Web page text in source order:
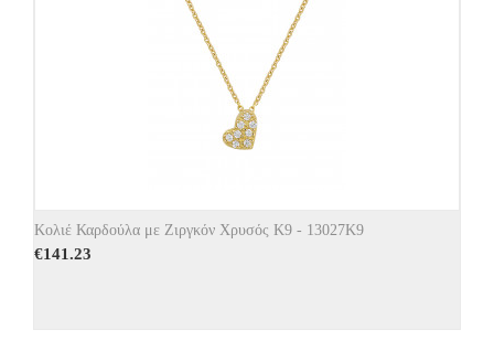
Κολιέ Καρδούλα με Ζιργκόν Χρυσός Κ9 - 13027Κ9
€141.23